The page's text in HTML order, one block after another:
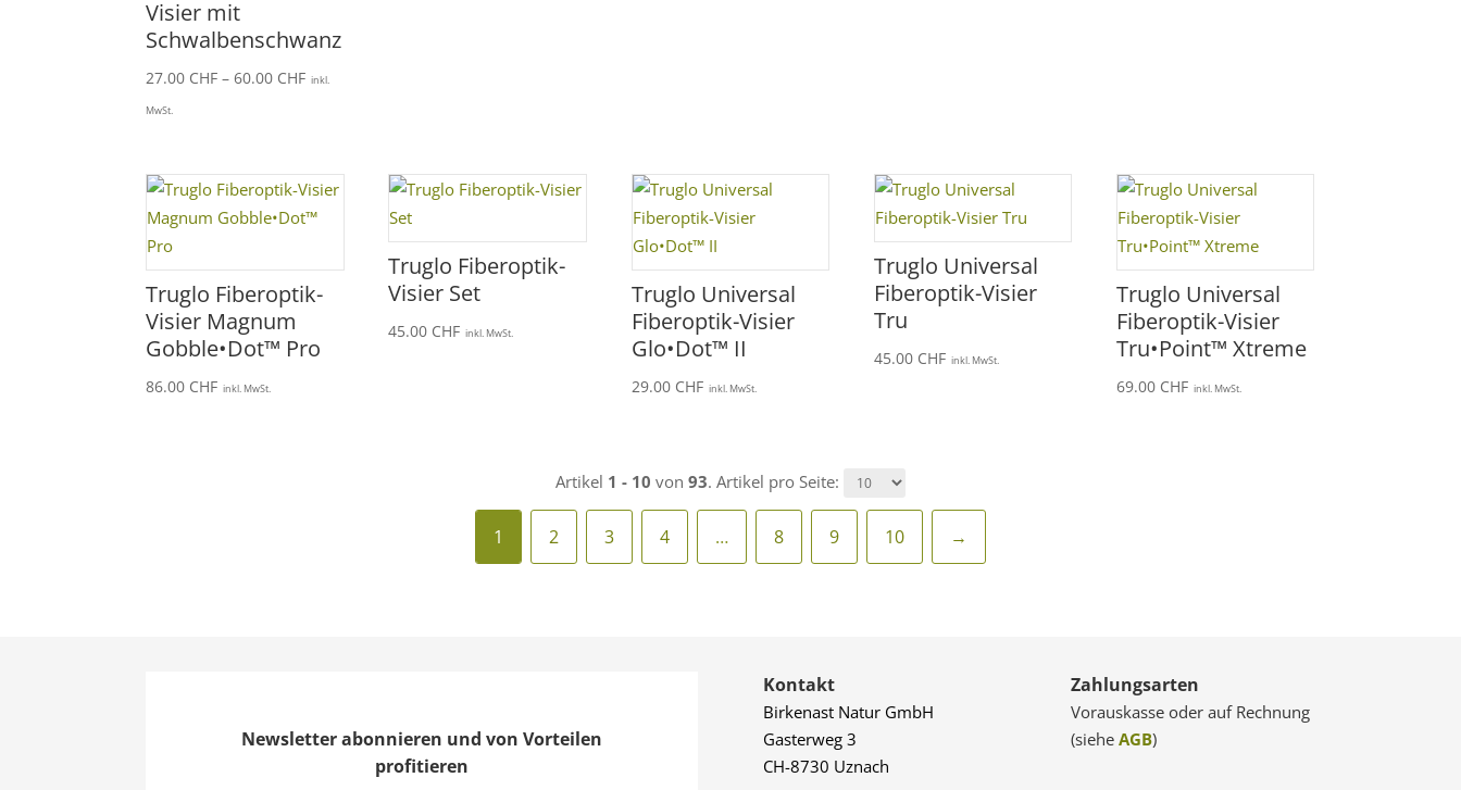
Visier mit
Schwalbenschwanz
27.00 CHF –60.00 CHFPreisspanne:
inkl.
MwSt.
Truglo Fiberoptik-
Visier Magnum
Gobble•Dot™ Pro
86.00 CHF inkl. MwSt.
Truglo Fiberoptik-
Visier Set
45.00 CHF inkl. MwSt.
Truglo Universal
Fiberoptik-Visier
Glo•Dot™ II
29.00 CHF inkl. MwSt.
Truglo Universal
Fiberoptik-Visier
Tru
45.00 CHF inkl. MwSt.
Truglo Universal
Fiberoptik-Visier
Tru•Point™ Xtreme
69.00 CHF inkl. MwSt.
Artikel 1 - 10 von 93. Artikel pro Seite:
1 2 3 4 … 8 9 10 →
Newsletter abonnieren und von Vorteilen
profitieren
Kontakt
Birkenast Natur GmbH
Gasterweg 3
CH-8730 Uznach
Zahlungsarten
Vorauskasse oder auf Rechnung
(sieheAGB)